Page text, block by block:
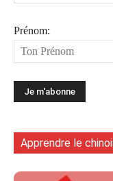
Prénom:
Apprendre le